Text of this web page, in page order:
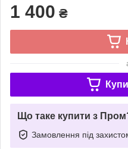
1 400 ₴
Що таке купити з
Замовлення під